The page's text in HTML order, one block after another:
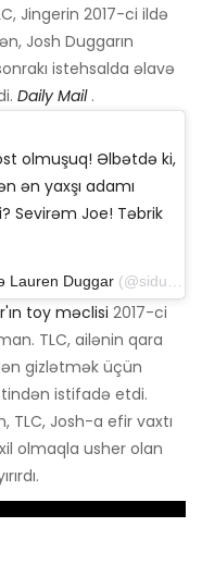
Jingerin 2017-ci ildə
Josh Duggarın
istehsalda əlavə
Daily Mail .
olmuşuq! Əlbətdə ki,
ən yaxşı adamı
Sevirəm Joe! Təbrik
Lauren Duggar (@siduggar) 16 sentyabr 2017-ci il tarixində, 16.00 PDT
toy məclisi 2017-ci
TLC, ailənin qara
gizlətmək üçün
istifadə etdi.
TLC, Josh-a efir vaxtı
olmaqla usher olan